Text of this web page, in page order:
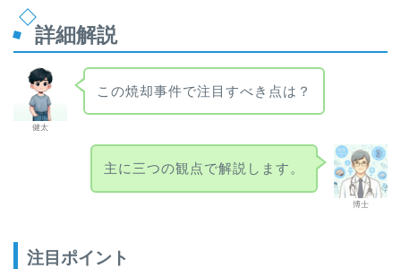
詳細解説
健太
この焼却事件で注目すべき点は？
博士
主に三つの観点で解説します。
注目ポイント